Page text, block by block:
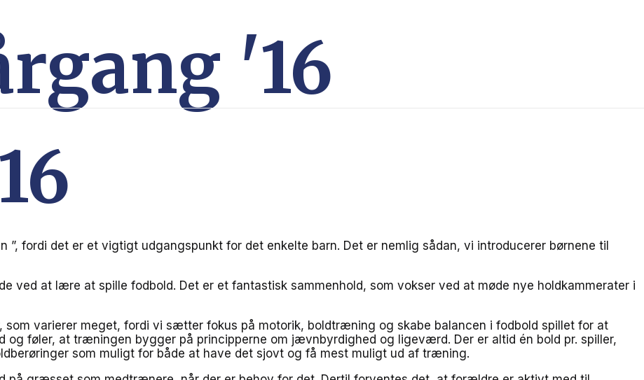
'16
”, fordi det er et vigtigt udgangspunkt for det enkelte barn. Det er nemlig sådan, vi introducerer børnene til
ved at lære at spille fodbold. Det er et fantastisk sammenhold, som vokser ved at møde nye holdkammerater i
varierer meget, fordi vi sætter fokus på motorik, boldtræning og skabe balancen i fodbold spillet for at
og føler, at træningen bygger på principperne om jævnbyrdighed og ligeværd. Der er altid én bold pr. spiller,
som muligt for både at have det sjovt og få mest muligt ud af træning.